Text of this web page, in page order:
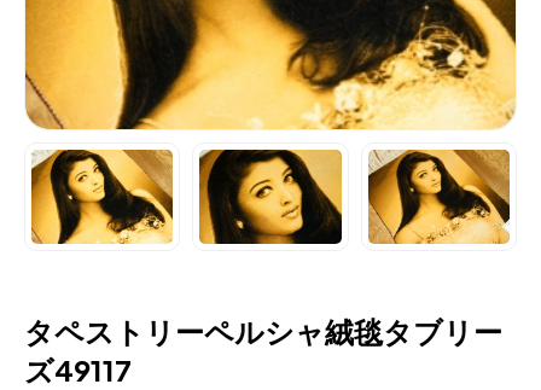
タペストリーペルシャ絨毯タブリー
ズ49117